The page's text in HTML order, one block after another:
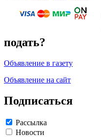
подать?
Объявление в газету
Объявление на сайт
Подписаться
Рассылка
Новости